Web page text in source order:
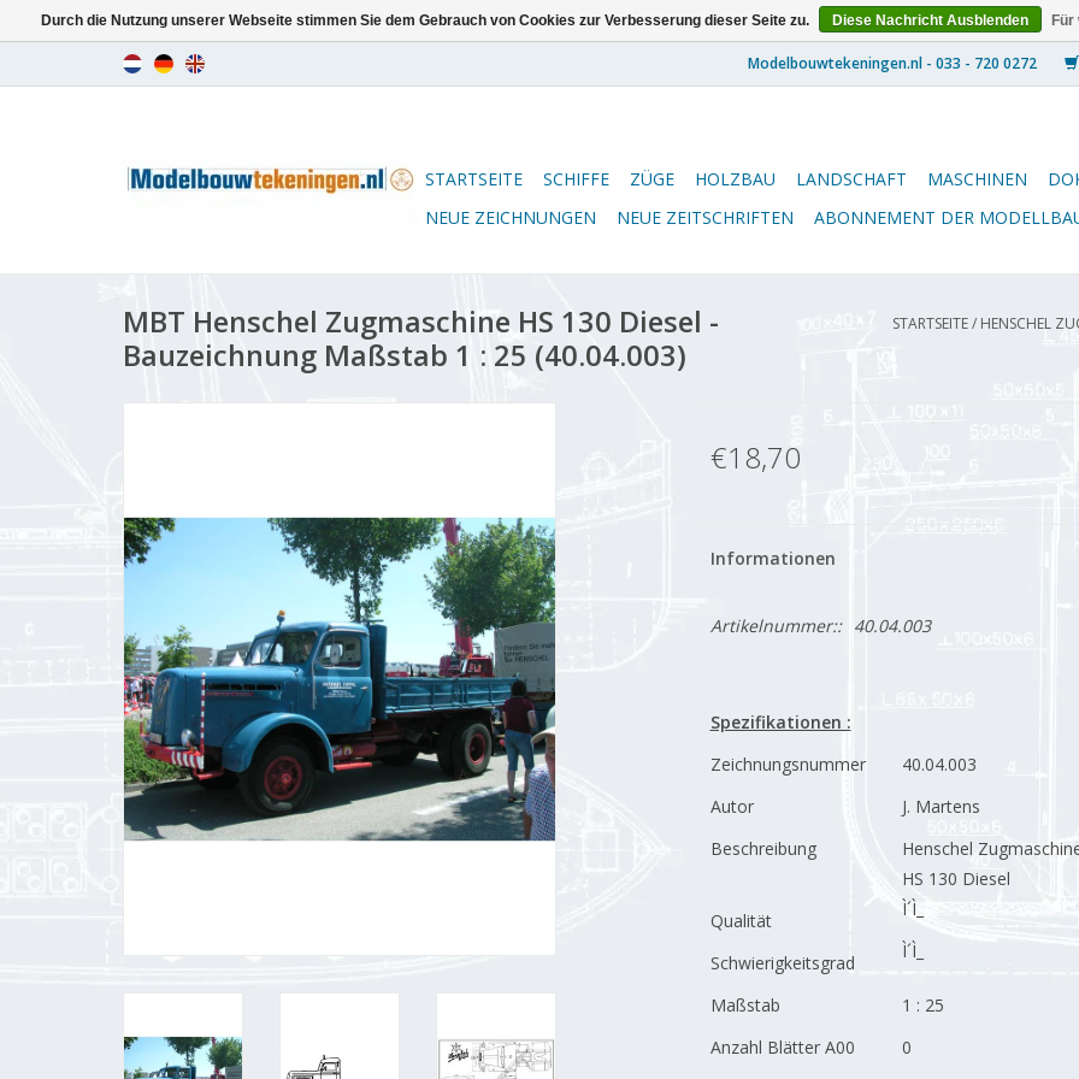
STARTSEITE SCHIFFE ZÜGE HOLZBAU LANDSCHAFT MASCHINEN
NEUE ZEICHNUNGEN
NEUE ZEITSCHRIFTEN ABONNEMENT DER
MBT Henschel Zugmaschine HS 130 Diesel -
Bauzeichnung Maßstab 1 : 25 (40.04.003)
STARTSEITE/ HENSCHEL
€18,70
Informationen
Artikelnummer:: 40.04.003
Spezifikationen :
Zeichnungsnummer
40.04.003
Autor
J. Martens
Beschreibung
Henschel
HS 130 Diesel
Qualität
Ì´Ì_
Schwierigkeitsgrad
Ì´Ì_
Maßstab
1 : 25
Anzahl Blätter A00
0
Durch die Nutzung unserer Webseite stimmen Sie dem Gebrauch von Cookies zur Verbesserung dieser Seite zu. Diese Nachricht Ausblenden